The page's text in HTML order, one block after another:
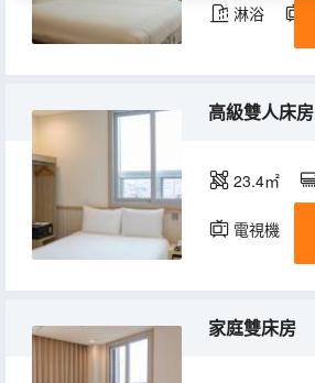
淋浴
高級雙人床房
23.4㎡
電視機
家庭雙床房